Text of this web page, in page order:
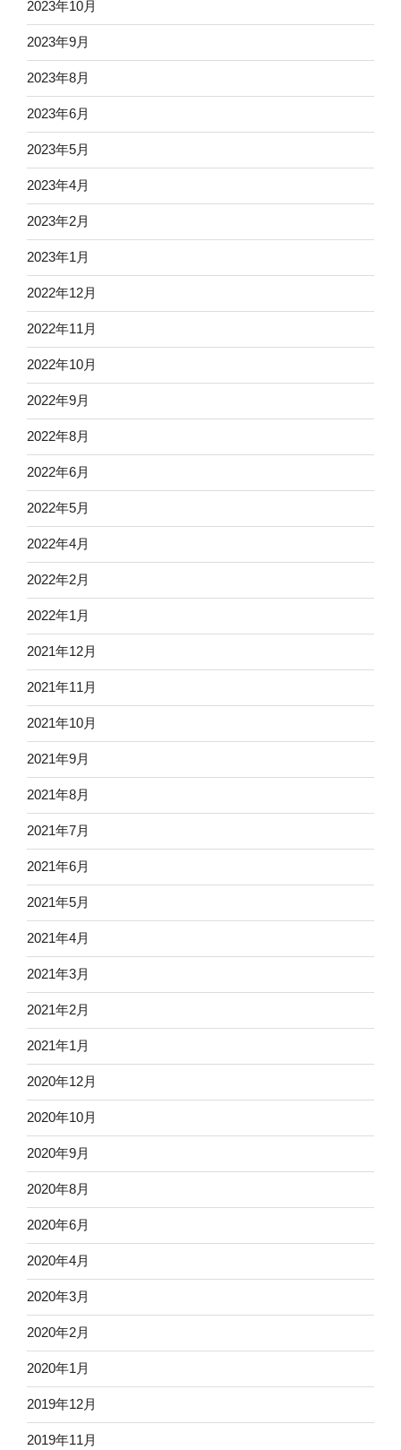
2023年10月
2023年9月
2023年8月
2023年6月
2023年5月
2023年4月
2023年2月
2023年1月
2022年12月
2022年11月
2022年10月
2022年9月
2022年8月
2022年6月
2022年5月
2022年4月
2022年2月
2022年1月
2021年12月
2021年11月
2021年10月
2021年9月
2021年8月
2021年7月
2021年6月
2021年5月
2021年4月
2021年3月
2021年2月
2021年1月
2020年12月
2020年10月
2020年9月
2020年8月
2020年6月
2020年4月
2020年3月
2020年2月
2020年1月
2019年12月
2019年11月